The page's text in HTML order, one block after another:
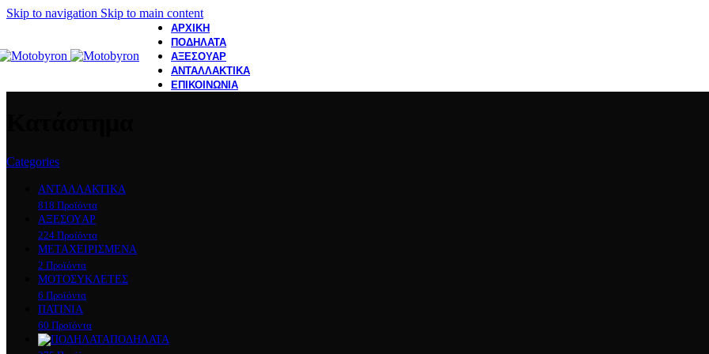
Skip to navigation Skip to main content
ΑΡΧΙΚΗ
ΠΟΔΗΛΑΤΑ
ΑΞΕΣΟΥΑΡ
ΑΝΤΑΛΛΑΚΤΙΚΑ
ΕΠΙΚΟΙΝΩΝΙΑ
Categories
ΑΝΤΑΛΛΑΚΤΙΚΑ
818 Προϊόντα
ΑΞΕΣΟΥAΡ
224 Προϊόντα
ΜΕΤΑΧΕΙΡΙΣΜΕΝΑ
2 Προϊόντα
ΜΟΤΟΣΥΚΛEΤΕΣ
6 Προϊόντα
ΠΑΤΙΝΙΑ
60 Προϊόντα
ΠΟΔΗΛΑΤΑ